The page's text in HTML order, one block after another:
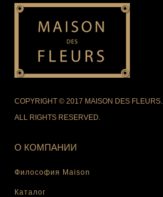
COPYRIGHT © 2017 MAISON DES FLEURS.
ALL RIGHTS RESERVED.
О КОМПАНИИ
Философия Maison
Каталог